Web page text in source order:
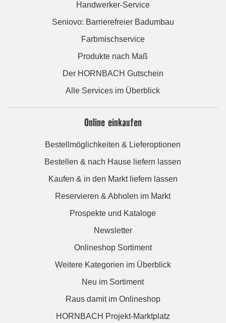
Handwerker-Service
Seniovo: Barrierefreier Badumbau
Farbmischservice
Produkte nach Maß
Der HORNBACH Gutschein
Alle Services im Überblick
Online einkaufen
Bestellmöglichkeiten & Lieferoptionen
Bestellen & nach Hause liefern lassen
Kaufen & in den Markt liefern lassen
Reservieren & Abholen im Markt
Prospekte und Kataloge
Newsletter
Onlineshop Sortiment
Weitere Kategorien im Überblick
Neu im Sortiment
Raus damit im Onlineshop
HORNBACH Projekt-Marktplatz